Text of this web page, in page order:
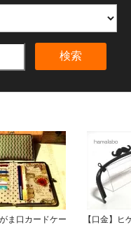
検索
ま口カードケー
【口金】ヒ